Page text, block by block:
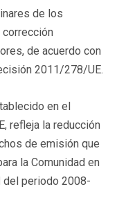
de los
de acuerdo con
2011/278/UE.
en el
refleja la reducción
de emisión que
la Comunidad en
del periodo 2008-